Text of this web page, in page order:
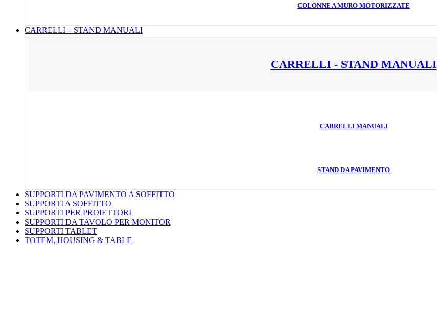
COLONNE A MURO MOTORIZZATE
CARRELLI – STAND MANUALI
CARRELLI - STAND MANUALI
CARRELLI MANUALI
STAND DA PAVIMENTO
SUPPORTI DA PAVIMENTO A SOFFITTO
SUPPORTI A SOFFITTO
SUPPORTI PER PROIETTORI
SUPPORTI DA TAVOLO PER MONITOR
SUPPORTI TABLET
TOTEM, HOUSING & TABLE